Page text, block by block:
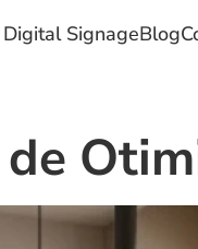
Digital SignageBlog